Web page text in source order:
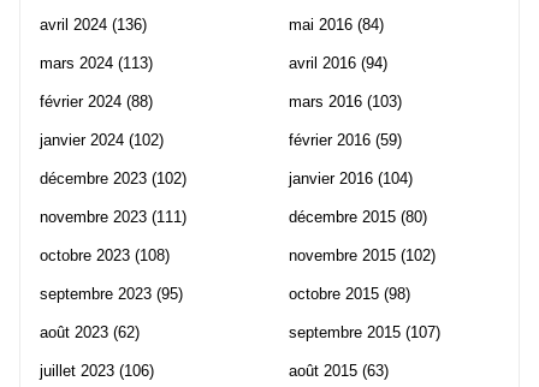
avril 2024 (136)
mars 2024 (113)
février 2024 (88)
janvier 2024 (102)
décembre 2023 (102)
novembre 2023 (111)
octobre 2023 (108)
septembre 2023 (95)
août 2023 (62)
juillet 2023 (106)
mai 2016 (84)
avril 2016 (94)
mars 2016 (103)
février 2016 (59)
janvier 2016 (104)
décembre 2015 (80)
novembre 2015 (102)
octobre 2015 (98)
septembre 2015 (107)
août 2015 (63)